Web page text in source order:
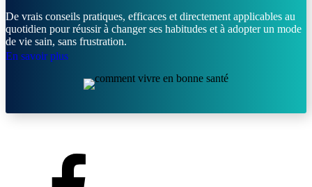
De vrais conseils pratiques, efficaces et directement applicables au
quotidien pour réussir à changer ses habitudes et à adopter un mode
de vie sain, sans frustration.
En savoir plus